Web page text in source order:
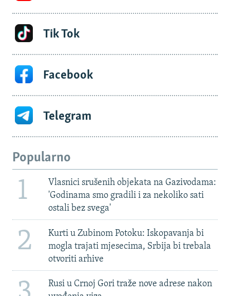
Tik Tok
Facebook
Telegram
Popularno
1
Vlasnici srušenih objekata na Gazivodama:
'Godinama smo gradili i za nekoliko sati
ostali bez svega'
2
Kurti u Zubinom Potoku: Iskopavanja bi
mogla trajati mjesecima, Srbija bi trebala
otvoriti arhive
Rusi u Crnoj Gori traže nove adrese nakon